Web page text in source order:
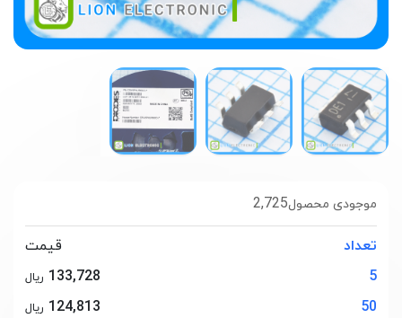
2,725موجودی محصول
تعداد
قیمت
5
133,728 ریال
50
124,813 ریال